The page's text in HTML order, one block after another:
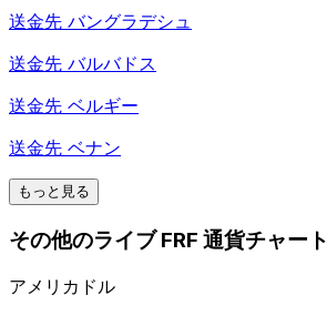
送金先 バングラデシュ
送金先 バルバドス
送金先 ベルギー
送金先 ベナン
もっと見る
その他のライブ FRF 通貨チャート
アメリカドル